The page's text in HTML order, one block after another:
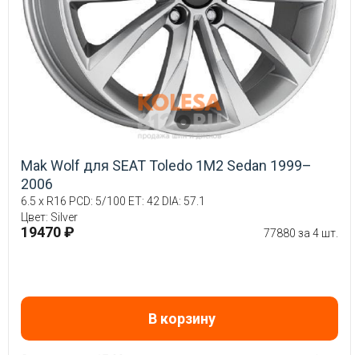
Mak Wolf для SEAT Toledo 1M2 Sedan 1999–
2006
6.5 x R16 PCD: 5/100 ET: 42 DIA: 57.1
Цвет: Silver
19470 ₽ 77880 за 4 шт.
В корзину